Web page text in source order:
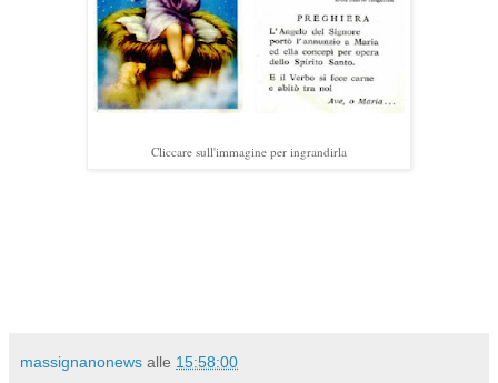
Cliccare sull'immagine per ingrandirla
massignanonews alle 15:58:00